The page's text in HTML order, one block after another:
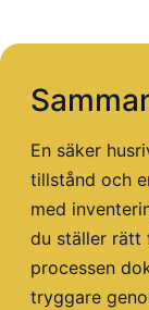
En säker
tillstånd och
med
du ställer rätt
processen
tryggare